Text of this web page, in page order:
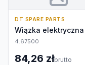
DT SPARE PARTS
Wiązka elektryczna
4.67500
84,26 złbrutto